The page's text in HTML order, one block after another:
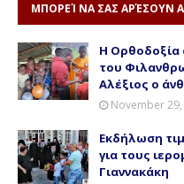
ΜΠΟΡΕΊ ΝΑ ΣΑΣ ΑΡΈΣΟΥΝ
Η Ορθοδοξία
του
Αλέξιος ο
November
Εκδήλωση
για τους
Γιαννακάκη